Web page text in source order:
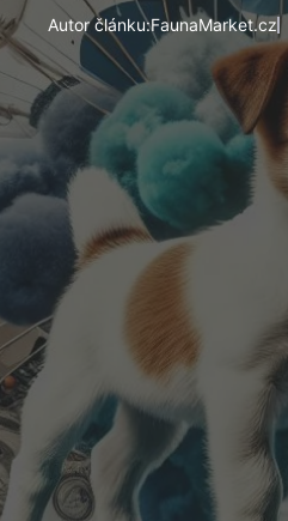
Autor článku:FaunaMarket.cz